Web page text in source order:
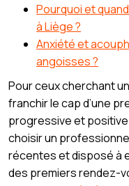
Pourquoi et
à Liège ?
Anxiété et
angoisses ?
Pour ceux cherchant
franchir le cap d’une
progressive et
choisir un
récentes et disposé à
des premiers rendez-